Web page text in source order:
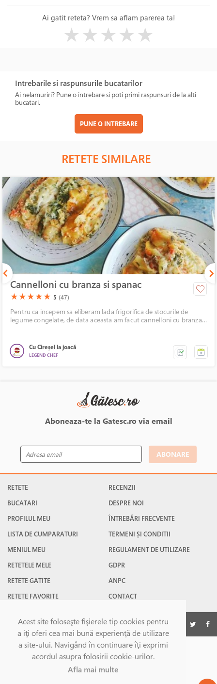
Acest site foloseşte fişierele tip cookies pentru
a iţi oferi cea mai bună experienţă de utilizare
a site-ului. Navigând în continuare îţi exprimi
acordul asupra folosirii cookie-urilor.
Afla mai multe
Ai gatit reteta? Vrem sa aflam parerea ta!
★★★★★
Intrebarile si raspunsurile bucatarilor
Ai nelamuriri? Pune o intrebare si poti primi raspunsuri de la alti
bucatari.
PUNE O INTREBARE
RETETE SIMILARE
Cannelloni cu branza si spanac
(*)
★(*)
★(*)
★(*)
★(*)
★ 5 (47)
Pentru ca incepem sa eliberam lada frigorifica de stocurile de
legume congelate, de data aceasta am facut cannelloni cu branza
mic la mare, toate ingredientele imbinandu-se perfect. Am obtinut
un pranz super-mega delicios cu minim de efort, pregatirea
durand mai putin de 30 de minute.
Cu Cireșel la joacă
LEGEND CHEF
Aboneaza-te la Gatesc.ro via email
ABONARE
RETETE
BUCATARI
PROFILUL MEU
LISTA DE CUMPARATURI
MENIUL MEU
RETETELE MELE
RETETE GATITE
RETETE FAVORITE
RECENZII
DESPRE NOI
ÎNTREBĂRI FRECVENTE
TERMENI ȘI CONDITII
REGULAMENT DE UTILIZARE
GDPR
ANPC
CONTACT
©Gatesc.ro 2026